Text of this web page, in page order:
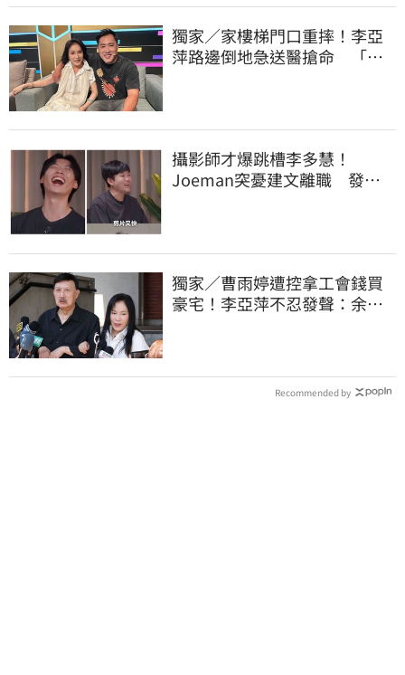
獨家／家樓梯門口重摔！李亞
萍路邊倒地急送醫搶命 「最
攝影師才爆跳槽李多慧！
Joeman突憂建文離職 發聲
獨家／曹雨婷遭控拿工會錢買
豪宅！李亞萍不忍發聲：余天
Recommended by